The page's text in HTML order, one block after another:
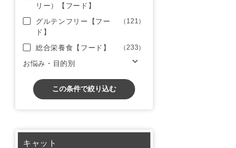
リー）【フード】
グルテンフリー【フー
ド】
（121）
総合栄養食【フード】 （233）
お悩み・目的別
この条件で絞り込む
キャット